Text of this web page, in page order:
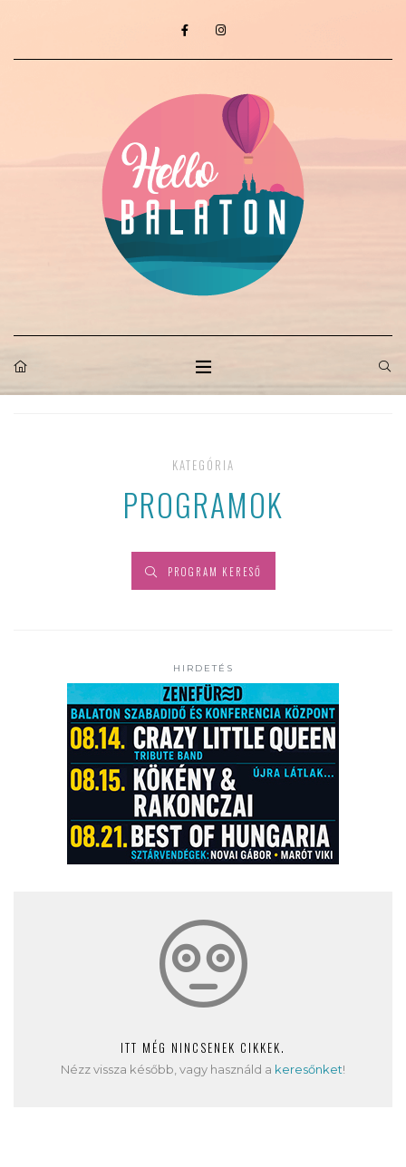
KATEGÓRIA
PROGRAMOK
PROGRAM KERESŐ
HIRDETÉS
ITT MÉG NINCSENEK CIKKEK.
Nézz vissza később, vagy használd a keresőnket!